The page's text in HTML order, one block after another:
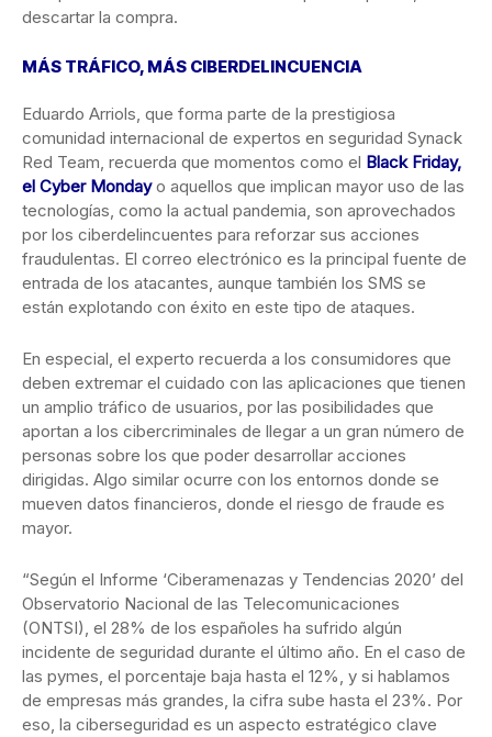
descartar la compra.
MÁS TRÁFICO, MÁS CIBERDELINCUENCIA
Eduardo Arriols, que forma parte de la prestigiosa
comunidad internacional de expertos en seguridad Synack
Red Team, recuerda que momentos como el Black Friday,
el Cyber Mondayo aquellos que implican mayor uso de las
tecnologías, como la actual pandemia, son aprovechados
por los ciberdelincuentes para reforzar sus acciones
fraudulentas. El correo electrónico es la principal fuente de
entrada de los atacantes, aunque también los SMS se
están explotando con éxito en este tipo de ataques.
En especial, el experto recuerda a los consumidores que
deben extremar el cuidado con las aplicaciones que tienen
un amplio tráfico de usuarios, por las posibilidades que
aportan a los cibercriminales de llegar a un gran número de
personas sobre los que poder desarrollar acciones
dirigidas. Algo similar ocurre con los entornos donde se
mueven datos financieros, donde el riesgo de fraude es
mayor.
“Según el Informe ‘Ciberamenazas y Tendencias 2020’ del
Observatorio Nacional de las Telecomunicaciones
(ONTSI), el 28% de los españoles ha sufrido algún
incidente de seguridad durante el último año. En el caso de
las pymes, el porcentaje baja hasta el 12%, y si hablamos
de empresas más grandes, la cifra sube hasta el 23%. Por
eso, la ciberseguridad es un aspecto estratégico clave